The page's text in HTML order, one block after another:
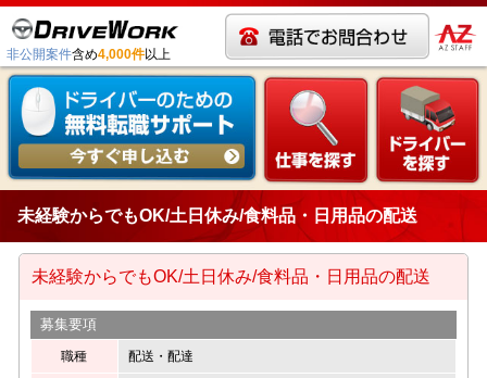
非公開案件含め4,000件以上
未経験からでもOK/土日休み/食料品・日用品の配送
未経験からでもOK/土日休み/食料品・日用品の配送
募集要項
職種 配送・配達